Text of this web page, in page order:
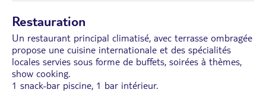
Restauration
Un restaurant principal climatisé, avec terrasse ombragée
propose une cuisine internationale et des spécialités
locales servies sous forme de buffets, soirées à thèmes,
show cooking.
1 snack-bar piscine, 1 bar intérieur.